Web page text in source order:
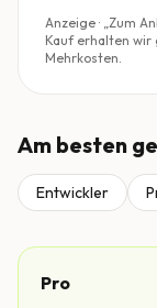
Anzeige · „Zum
Kauf erhalten wir
Mehrkosten.
Am besten
Entwickler
Pro